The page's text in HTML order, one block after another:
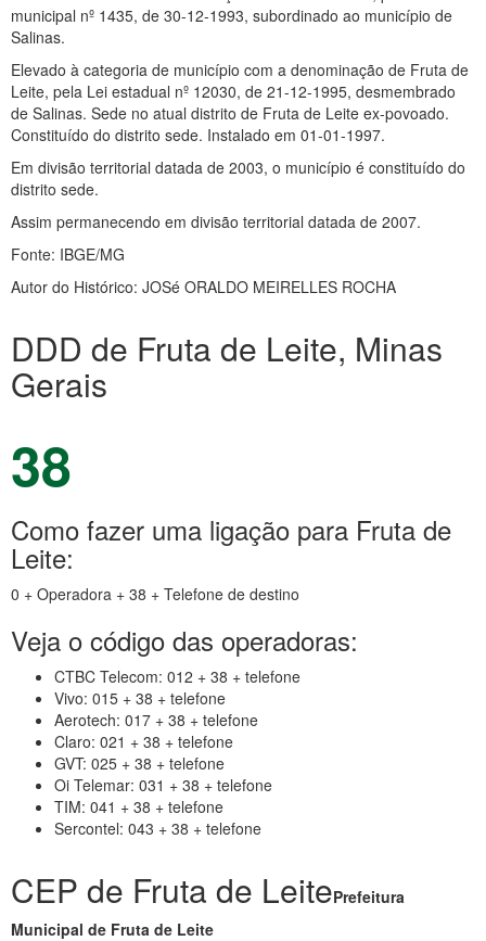
municipal nº 1435, de 30-12-1993, subordinado ao município de
Salinas.
Elevado à categoria de município com a denominação de Fruta de
Leite, pela Lei estadual nº 12030, de 21-12-1995, desmembrado
de Salinas. Sede no atual distrito de Fruta de Leite ex-povoado.
Constituído do distrito sede. Instalado em 01-01-1997.
Em divisão territorial datada de 2003, o município é constituído do
distrito sede.
Assim permanecendo em divisão territorial datada de 2007.
Fonte: IBGE/MG
Autor do Histórico: JOSé ORALDO MEIRELLES ROCHA
DDD de Fruta de Leite, Minas
Gerais
38
Como fazer uma ligação para Fruta de
Leite:
0 + Operadora + 38 + Telefone de destino
Veja o código das operadoras:
CTBC Telecom: 012 + 38 + telefone
Vivo: 015 + 38 + telefone
Aerotech: 017 + 38 + telefone
Claro: 021 + 38 + telefone
GVT: 025 + 38 + telefone
Oi Telemar: 031 + 38 + telefone
TIM: 041 + 38 + telefone
Sercontel: 043 + 38 + telefone
CEP de Fruta de LeitePrefeitura
Municipal de Fruta de Leite